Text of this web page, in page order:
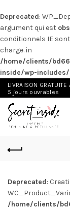
Deprecated:
argument qui est
conditionnels IE
charge. in
/home/clients/
inside/wp-
LIVRAISON
5 jours ouvrables
Deprecated:
/home/clients/